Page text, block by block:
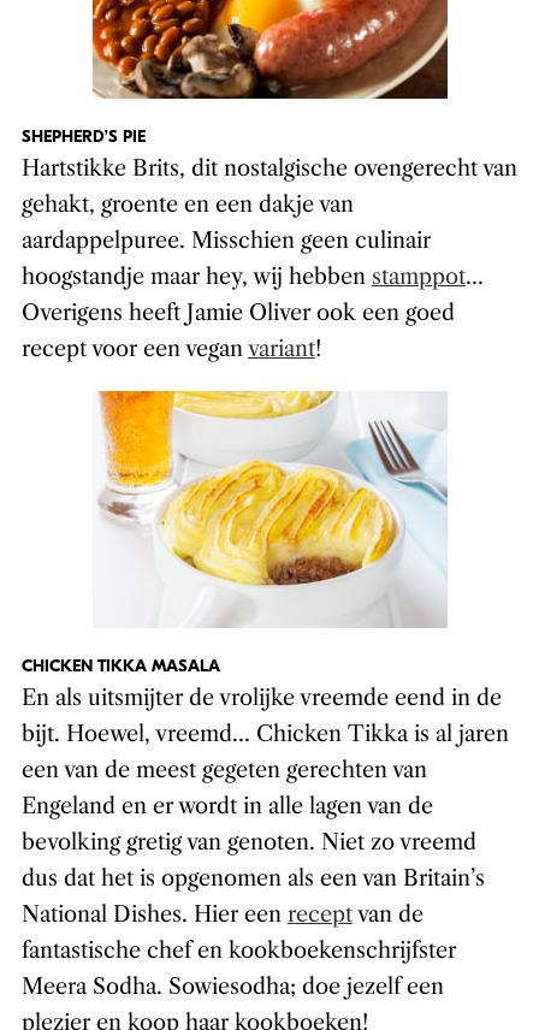
SHEPHERD’S PIE
Hartstikke Brits, dit nostalgische ovengerecht van
gehakt, groente en een dakje van
aardappelpuree. Misschien geen culinair
hoogstandje maar hey, wij hebben stamppot…
Overigens heeft Jamie Oliver ook een goed
recept voor een veganvariant!
CHICKEN TIKKA MASALA
En als uitsmijter de vrolijke vreemde eend in de
bijt. Hoewel, vreemd… Chicken Tikka is al jaren
een van de meest gegeten gerechten van
Engeland en er wordt in alle lagen van de
bevolking gretig van genoten. Niet zo vreemd
dus dat het is opgenomen als een van Britain’s
National Dishes. Hier een receptvan de
fantastische chef en kookboekenschrijfster
Meera Sodha. Sowiesodha; doe jezelf een
plezier en koop haar kookboeken!